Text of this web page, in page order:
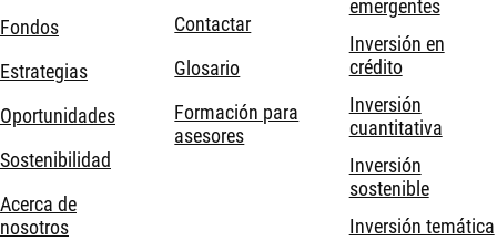
Fondos
Estrategias
Oportunidades
Sostenibilidad
Acerca de
nosotros
Contactar
Glosario
Formación para
asesores
emergentes
Inversión en
crédito
Inversión
cuantitativa
Inversión
sostenible
Inversión temática